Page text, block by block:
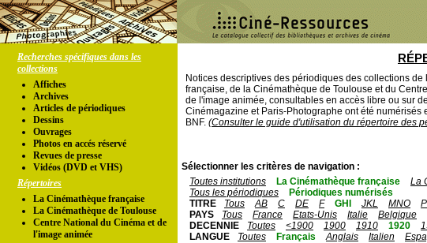
Recherches spécifiques dans les
collections
Affiches
Archives
Articles de périodiques
Dessins
Ouvrages
Photos en accés réservé
Revues de presse
Vidéos (DVD et VHS)
Répertoires
La Cinémathèque française
La Cinémathèque de Toulouse
Centre National du Cinéma et de
l'image animée
Notices descriptives des périodiques des collections de
française, de la Cinémathèque de Toulouse et du
de l'image animée, consultables en accès libre ou sur
Cinémagazine et Paris-Photographe ont été numérisés
BNF. (Consulter le guide d'utilisation du répertoire des
Sélectionner les critères de navigation :
Toutes institutions
La Cinémathèque française La
Tous les périodiques
Périodiques numérisés
TITRE
Tous AB C DE F GHI JKL MNO
PAYS
Tous France Etats-Unis Italie Belgique
DECENNIE
Toutes <1900 1900 1910 1920
LANGUE
Toutes Français Anglais Italien